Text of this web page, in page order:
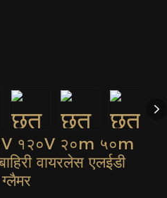
१२०V २०m ५०m
वायरलेस एलईडी